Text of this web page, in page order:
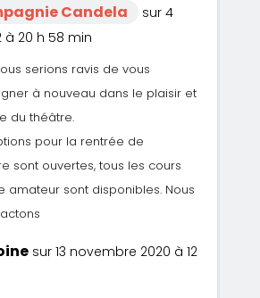
Candela
sur 4
à 20 h 58 min
serions ravis de vous
à nouveau dans le plaisir et
du théâtre.
pour la rentrée de
sont ouvertes, tous les cours
amateur sont disponibles. Nous
sur 13 novembre 2020 à 12